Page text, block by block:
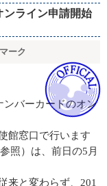
ンライン申請開始
ーク
ンバーカードのオン
館窓口で行います
照）は、前日の5月
来と変わらず、201